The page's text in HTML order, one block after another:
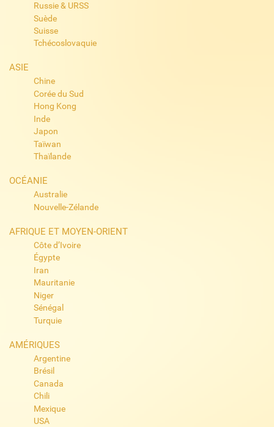
Russie & URSS
Suède
Suisse
Tchécoslovaquie
ASIE
Chine
Corée du Sud
Hong Kong
Inde
Japon
Taïwan
Thaïlande
OCÉANIE
Australie
Nouvelle-Zélande
AFRIQUE ET MOYEN-ORIENT
Côte d’Ivoire
Égypte
Iran
Mauritanie
Niger
Sénégal
Turquie
AMÉRIQUES
Argentine
Brésil
Canada
Chili
Mexique
USA